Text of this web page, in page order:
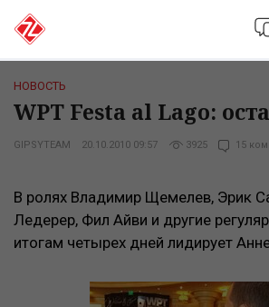
НОВОСТЬ
WPT Festa al Lago:
GIPSYTEAM 20.10.2010 09:57 3925 15
В ролях Владимир Щемелев, Эрик
Ледерер, Фил Айви и другие
итогам четырех дней лидирует